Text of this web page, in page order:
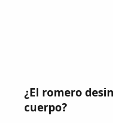
¿El romero
cuerpo?